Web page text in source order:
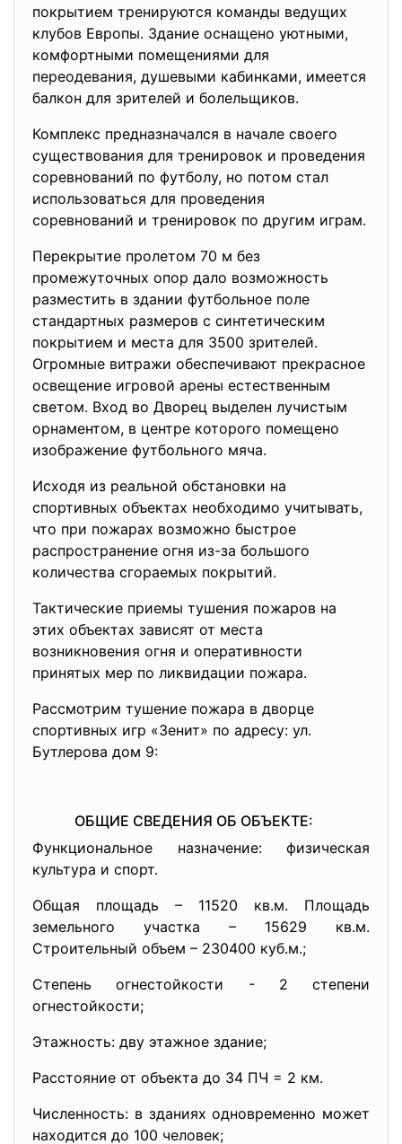
покрытием тренируются команды ведущих
клубов Европы. Здание оснащено уютными,
комфортными помещениями для
переодевания, душевыми кабинками, имеется
балкон для зрителей и болельщиков.
Комплекс предназначался в начале своего
существования для тренировок и проведения
соревнований по футболу, но потом стал
использоваться для проведения
соревнований и тренировок по другим играм.
Перекрытие пролетом 70 м без
промежуточных опор дало возможность
разместить в здании футбольное поле
стандартных размеров с синтетическим
покрытием и места для 3500 зрителей.
Огромные витражи обеспечивают прекрасное
освещение игровой арены естественным
светом. Вход во Дворец выделен лучистым
орнаментом, в центре которого помещено
изображение футбольного мяча.
Исходя из реальной обстановки на
спортивных объектах необходимо учитывать,
что при пожарах возможно быстрое
распространение огня из-за большого
количества сгораемых покрытий.
Тактические приемы тушения пожаров на
этих объектах зависят от места
возникновения огня и оперативности
принятых мер по ликвидации пожара.
Рассмотрим тушение пожара в дворце
спортивных игр «Зенит» по адресу: ул.
Бутлерова дом 9:
ОБЩИЕ СВЕДЕНИЯ ОБ ОБЪЕКТЕ:
Функциональное назначение: физическая
культура и спорт.
Общая площадь – 11520 кв.м. Площадь
земельного участка – 15629 кв.м.
Строительный объем – 230400 куб.м.;
Степень огнестойкости - 2 степени
огнестойкости;
Этажность: дву этажное здание;
Расстояние от объекта до 34 ПЧ = 2 км.
Численность: в зданиях одновременно может
находится до 100 человек;